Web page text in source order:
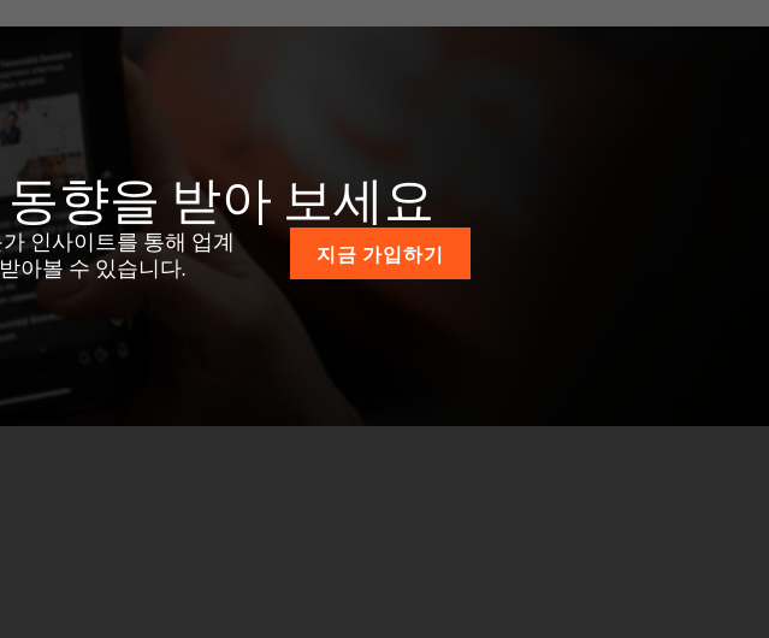
향을 받아 보세요
인사이트를 통해 업계
아볼 수 있습니다.
지금 가입하기